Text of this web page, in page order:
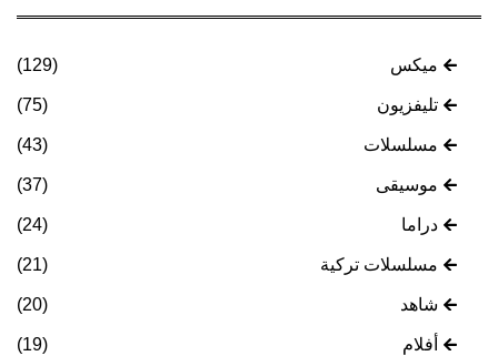
ميكس (129)
تليفزيون (75)
مسلسلات (43)
موسيقى (37)
دراما (24)
مسلسلات تركية (21)
شاهد (20)
أفلام (19)